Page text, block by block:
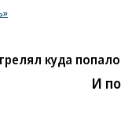
куда попало
И